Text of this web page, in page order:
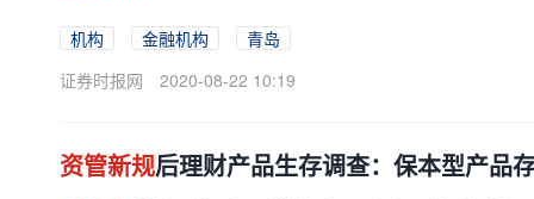
机构 金融机构
青岛
证券时报网
2020-08-22 10:19
资管新规后理财产品生存调查：保本型产品